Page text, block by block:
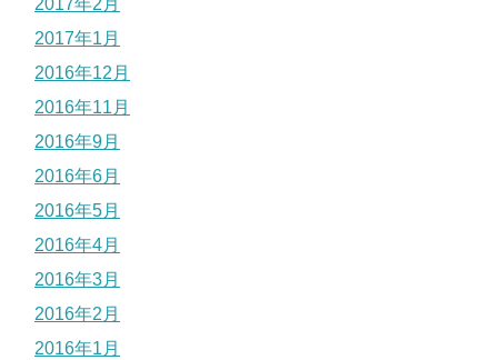
2017年2月
2017年1月
2016年12月
2016年11月
2016年9月
2016年6月
2016年5月
2016年4月
2016年3月
2016年2月
2016年1月